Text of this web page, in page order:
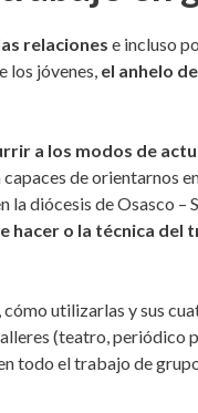
relaciones e incluso
los jóvenes, el anhelo
a los modos de
de orientarnos
diócesis de Osasco –
hacer o la técnica del
cómo utilizarlas y sus
(teatro, periódico
todo el trabajo de